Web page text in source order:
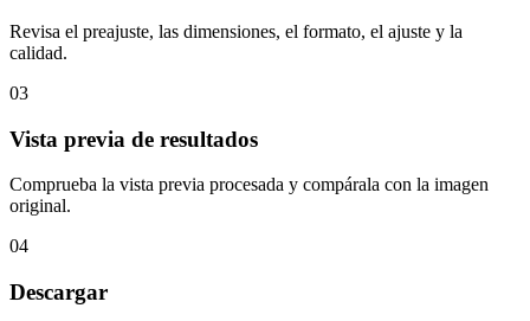
Revisa el preajuste, las dimensiones, el formato, el ajuste y la
calidad.
03
Vista previa de resultados
Comprueba la vista previa procesada y compárala con la imagen
original.
04
Descargar